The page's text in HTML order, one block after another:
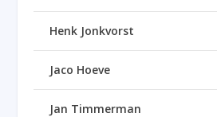
Henk Jonkvorst
Jaco Hoeve
Jan Timmerman